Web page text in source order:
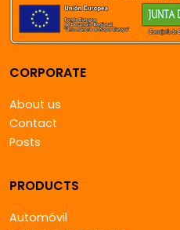
CORPORATE
About us
Contact
Posts
PRODUCTS
Automóvil